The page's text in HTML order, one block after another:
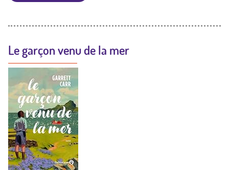
Le garçon venu de la mer